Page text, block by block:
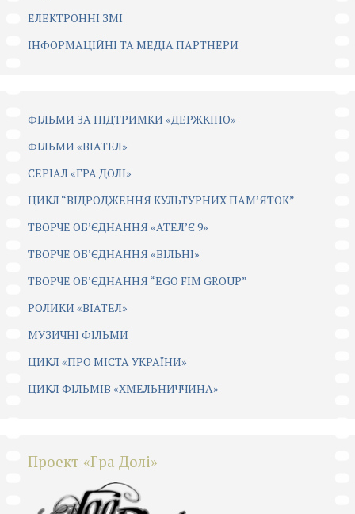
ЕЛЕКТРОННІ ЗМІ
ІНФОРМАЦІЙНІ ТА МЕДІА ПАРТНЕРИ
ФІЛЬМИ ЗА ПІДТРИМКИ «ДЕРЖКІНО»
ФІЛЬМИ «ВІАТЕЛ»
СЕРІАЛ «ГРА ДОЛІ»
ЦИКЛ “ВІДРОДЖЕННЯ КУЛЬТУРНИХ ПАМ’ЯТОК”
ТВОРЧЕ ОБ’ЄДНАННЯ «АТЕЛ’Є 9»
ТВОРЧЕ ОБ’ЄДНАННЯ «ВІЛЬНІ»
ТВОРЧЕ ОБ’ЄДНАННЯ “EGO FIM GROUP”
РОЛИКИ «ВІАТЕЛ»
МУЗИЧНІ ФІЛЬМИ
ЦИКЛ «ПРО МІСТА УКРАЇНИ»
ЦИКЛ ФІЛЬМІВ «ХМЕЛЬНИЧЧИНА»
Проект «Гра Долі»